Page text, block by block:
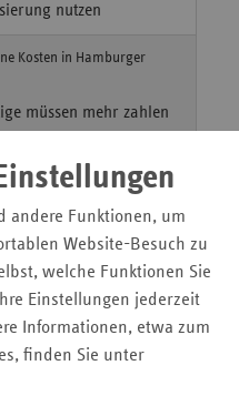
andere Funktionen, um
Website-Besuch zu
welche Funktionen Sie
Einstellungen jederzeit
Informationen, etwa zum
finden Sie unter
nutzen
Kosten in Hamburger
müssen mehr zahlen
Verhinderungspflege
Angehörige: so
die Auszeit
2024
Dichte an
in Deutschland